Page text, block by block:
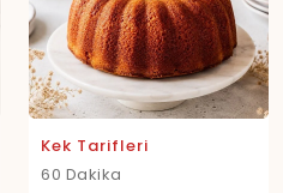
Kek Tarifleri
60 Dakika